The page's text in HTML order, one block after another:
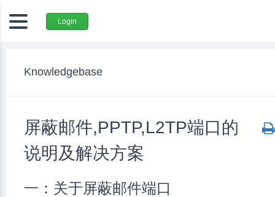
Login
Knowledgebase
屏蔽邮件,PPTP,L2TP端口的
说明及解决方案
一：关于屏蔽邮件端口